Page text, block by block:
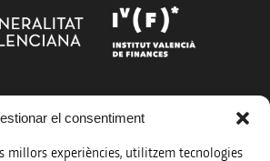
el consentiment
millors experiències, utilitzem tecnologies
de suport a la innovació